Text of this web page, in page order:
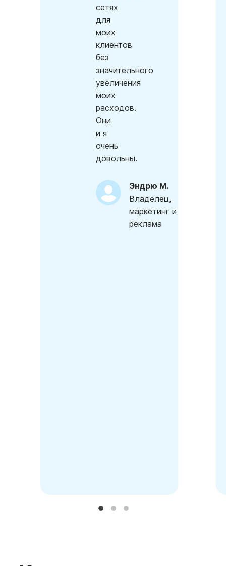
сетях
для
моих
клиентов
без
значительного
увеличения
моих
расходов.
Они
и я
очень
довольны.
Эндрю М.
Владелец,
маркетинг и
реклама